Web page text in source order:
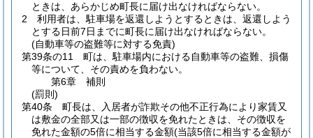
ときは、あらかじめ町長に届け出なければならない。
2
利用者は、駐車場を返還しようとするときは、返還しよう
とする日前7日までに町長に届け出なければならない。
(自動車等の盗難等に対する免責)
第39条の11
町は、駐車場内における自動車等の盗難、損傷
等について、その責めを負わない。
第6章
補則
(罰則)
第40条
町長は、入居者が詐欺その他不正行為により家賃又
は敷金の全部又は一部の徴収を免れたときは、その徴収を
免れた金額の5倍に相当する金額(当該5倍に相当する金額が